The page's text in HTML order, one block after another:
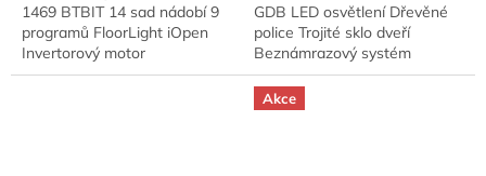
hvězdiček.
1469 BTBIT 14 sad nádobí 9
programů FloorLight iOpen
Invertorový motor
hvězdiček.
GDB LED osvětlení Dřevěné
police Trojité sklo dveří
Beznámrazový systém
Rozměry (VxŠxH): 81,3-
84,5x59,5x57 cm
Akce